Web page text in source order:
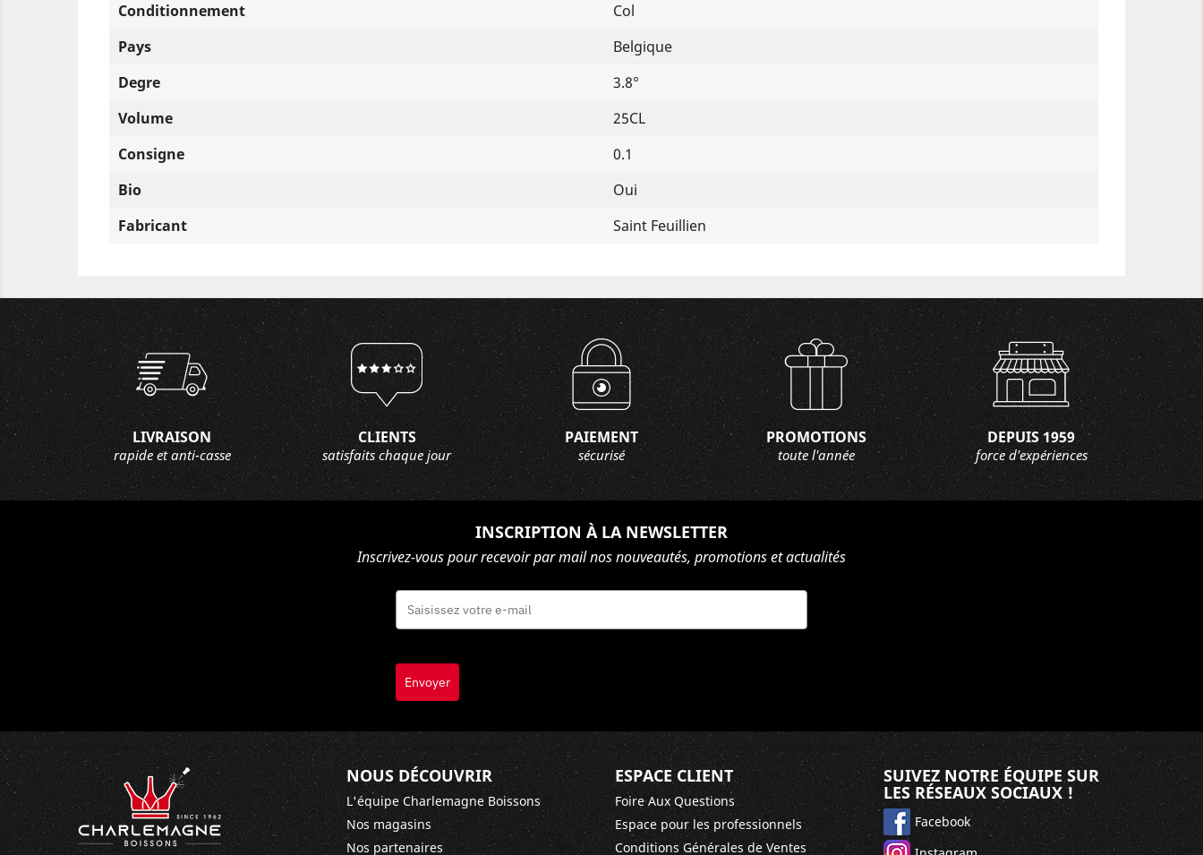
Conditionnement
Col
Pays
Belgique
Degre
3.8°
Volume
25CL
Consigne
0.1
Bio
Oui
Fabricant
Saint Feuillien
LIVRAISON
rapide et anti-casse
CLIENTS
satisfaits chaque jour
PAIEMENT
sécurisé
PROMOTIONS
toute l'année
DEPUIS 1959
force d'expériences
INSCRIPTION À LA NEWSLETTER
Inscrivez-vous pour recevoir par mail nos nouveautés, promotions et actualités
Envoyer
NOUS DÉCOUVRIR
L'équipe Charlemagne Boissons
Nos magasins
Nos partenaires
ESPACE CLIENT
Foire Aux Questions
Espace pour les professionnels
Conditions Générales de Ventes
SUIVEZ NOTRE ÉQUIPE SUR
LES RÉSEAUX SOCIAUX !
Facebook